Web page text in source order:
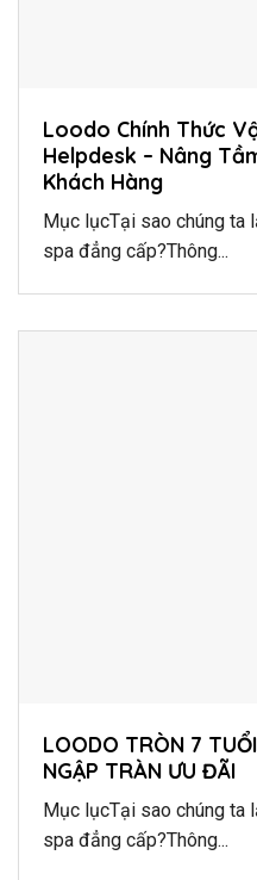
Loodo Chính Thức
Helpdesk – Nâng
Khách Hàng
Mục lụcTại sao chúng ta
spa đẳng cấp?Thông...
LOODO TRÒN 7
NGẬP TRÀN ƯU ĐÃI
Mục lụcTại sao chúng ta
spa đẳng cấp?Thông...